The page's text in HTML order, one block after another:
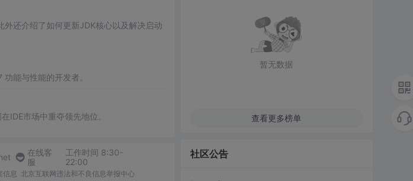
还介绍了如何更新JDK核心以及解决启动
能与性能的开发者。
IDE市场中重夺领先地位。
在线客
服
工作时间 8:30-
22:00
信息 北京互联网违法和不良信息举报中心
暂无数据
查看更多榜单
社区公告